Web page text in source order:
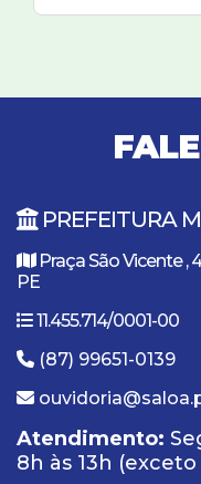
PREFEITURA
Praça São Vicente ,
PE
11.455.714/0001-00
(87) 99651-0139
Atendimento:
8h às 13h